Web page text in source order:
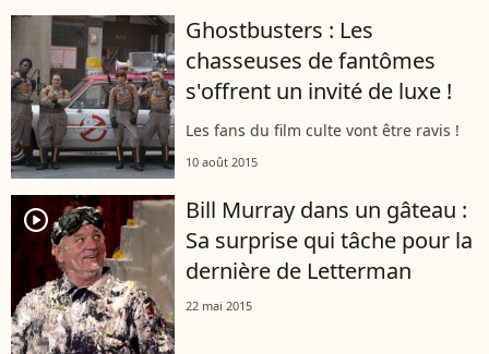
Ghostbusters : Les
chasseuses de fantômes
s'offrent un invité de luxe !
Les fans du film culte vont être ravis !
10 août 2015
player2
Bill Murray dans un gâteau :
Sa surprise qui tâche pour la
dernière de Letterman
22 mai 2015